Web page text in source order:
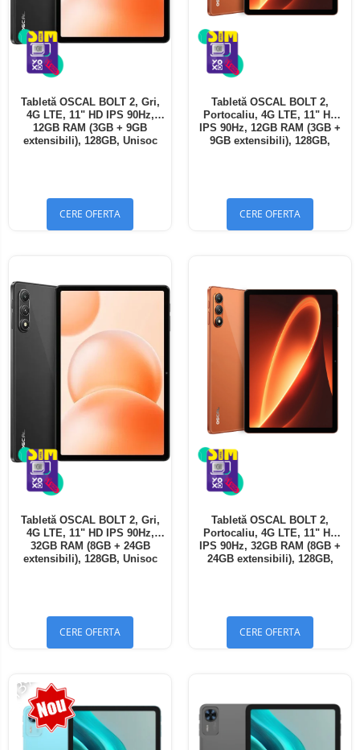
Tabletă OSCAL BOLT 2, Gri,
4G LTE, 11" HD IPS 90Hz,
12GB RAM (3GB + 9GB
extensibili), 128GB, Unisoc
CERE OFERTA
Tabletă OSCAL BOLT 2,
Portocaliu, 4G LTE, 11" HD
IPS 90Hz, 12GB RAM (3GB +
9GB extensibili), 128GB,
CERE OFERTA
Tabletă OSCAL BOLT 2, Gri,
4G LTE, 11" HD IPS 90Hz,
32GB RAM (8GB + 24GB
extensibili), 128GB, Unisoc
CERE OFERTA
Tabletă OSCAL BOLT 2,
Portocaliu, 4G LTE, 11" HD
IPS 90Hz, 32GB RAM (8GB +
24GB extensibili), 128GB,
CERE OFERTA
-13%